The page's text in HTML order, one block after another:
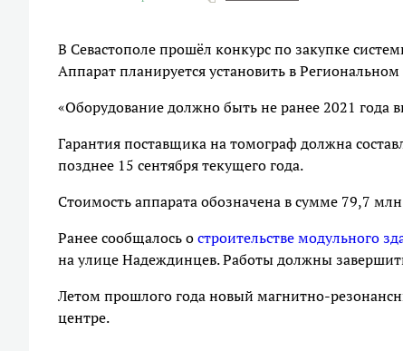
В Севастополе прошёл конкурс по закупке
Аппарат планируется установить в
«Оборудование должно быть не ранее 2021 года
Гарантия поставщика на томограф должна
позднее 15 сентября текущего года.
Стоимость аппарата обозначена в сумме 79,7
Ранее сообщалось остроительстве модульного
на улице Надеждинцев. Работы должны
Летом прошлого года новый магнитно-
центре.